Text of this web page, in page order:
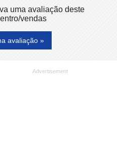
uma avaliação deste
vendas
avaliação »